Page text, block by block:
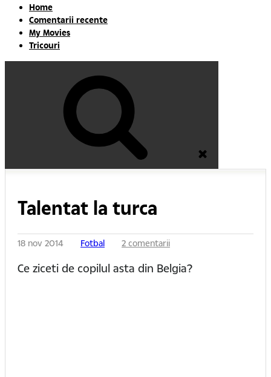
Home
Comentarii recente
My Movies
Tricouri
Talentat la turca
18 nov 2014 Fotbal 2 comentarii
Ce ziceti de copilul asta din Belgia?